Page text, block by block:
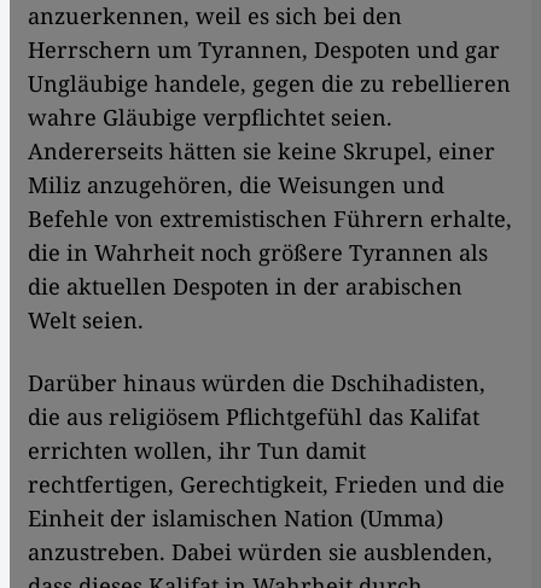
anzuerkennen, weil es sich bei den
Herrschern um Tyrannen, Despoten und gar
Ungläubige handele, gegen die zu rebellieren
wahre Gläubige verpflichtet seien.
Andererseits hätten sie keine Skrupel, einer
Miliz anzugehören, die Weisungen und
Befehle von extremistischen Führern erhalte,
die in Wahrheit noch größere Tyrannen als
die aktuellen Despoten in der arabischen
Welt seien.
Darüber hinaus würden die Dschihadisten,
die aus religiösem Pflichtgefühl das Kalifat
errichten wollen, ihr Tun damit
rechtfertigen, Gerechtigkeit, Frieden und die
Einheit der islamischen Nation (Umma)
anzustreben. Dabei würden sie ausblenden,